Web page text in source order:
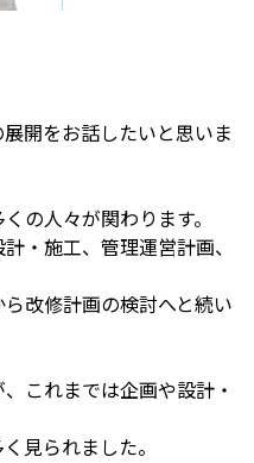
開をお話したいと思いま
の人々が関わります。
・施工、管理運営計画、
改修計画の検討へと続い
これまでは企画や設計・
見られました。